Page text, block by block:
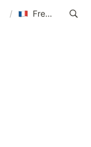
/ French